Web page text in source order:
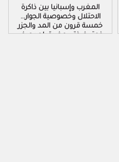
المغرب وإسبانيا بين ذاكرة
الاحتلال وخصوصية الجوار…
خمسة قرون من المد والجزر
فوق ضفتي مضيق لم يعرف